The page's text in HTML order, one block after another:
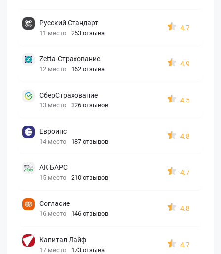
Русский Стандарт
11 место 253 отзыва
4.7
Zetta-Страхование
12 место 162 отзыва
4.9
СберСтрахование
13 место 326 отзывов
4.5
Евроинс
14 место 187 отзывов
4.8
АК БАРС
15 место 210 отзывов
4.7
Согласие
16 место 146 отзывов
4.8
Капитал Лайф
17 место 173 отзыва
4.7